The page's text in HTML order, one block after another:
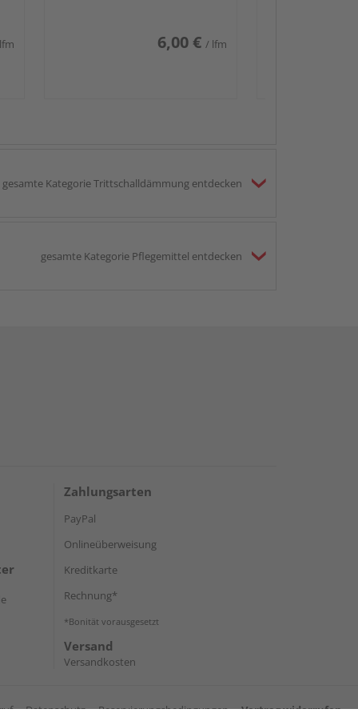
6,00 € / lfm
gesamte Kategorie Trittschalldämmung entdecken
gesamte Kategorie Pflegemittel entdecken
Zahlungsarten
PayPal
Onlineüberweisung
Kreditkarte
Rechnung*
*Bonität vorausgesetzt
Versand
Versandkosten
Datenschutz Reservierungsbedingungen Vertrag widerrufen